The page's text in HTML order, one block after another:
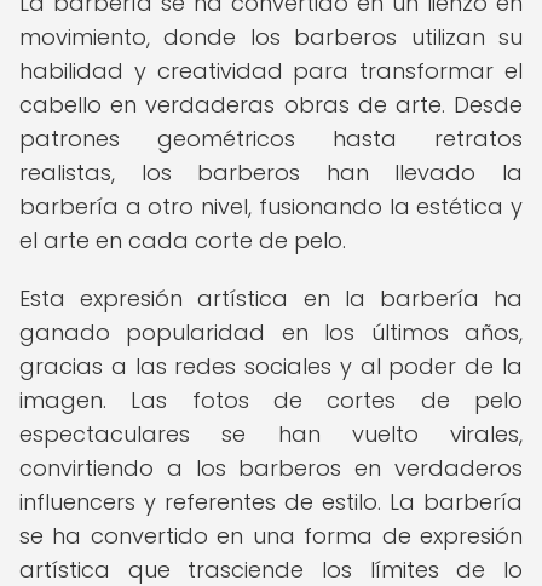
movimiento, donde los barberos utilizan su
habilidad y creatividad para transformar el
cabello en verdaderas obras de arte. Desde
patrones geométricos hasta retratos
realistas, los barberos han llevado la
barbería a otro nivel, fusionando la estética y
el arte en cada corte de pelo.
Esta expresión artística en la barbería ha
ganado popularidad en los últimos años,
gracias a las redes sociales y al poder de la
imagen. Las fotos de cortes de pelo
espectaculares se han vuelto virales,
convirtiendo a los barberos en verdaderos
influencers y referentes de estilo. La barbería
se ha convertido en una forma de expresión
artística que trasciende los límites de lo